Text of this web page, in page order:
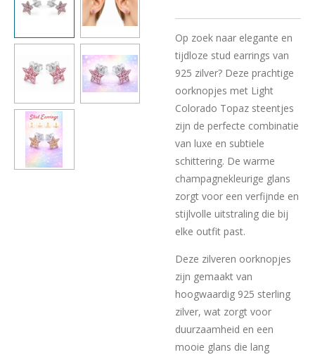
Op zoek naar elegante en
tijdloze stud earrings van
925 zilver? Deze prachtige
oorknopjes met Light
Colorado Topaz steentjes
zijn de perfecte combinatie
van luxe en subtiele
schittering. De warme
champagnekleurige glans
zorgt voor een verfijnde en
stijlvolle uitstraling die bij
elke outfit past.
Deze zilveren oorknopjes
zijn gemaakt van
hoogwaardig 925 sterling
zilver, wat zorgt voor
duurzaamheid en een
mooie glans die lang